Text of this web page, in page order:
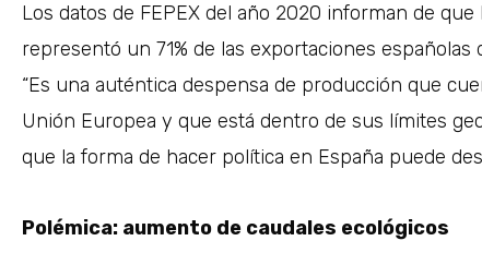
Los datos de FEPEX del año 2020 informan de
representó un 71% de las exportaciones
“Es una auténtica despensa de producción que
Unión Europea y que está dentro de sus límites
que la forma de hacer política en España puede
Polémica: aumento de caudales ecológicos